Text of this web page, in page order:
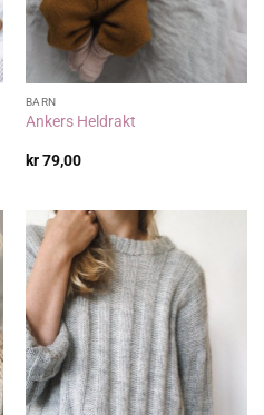
BARN
Ankers Heldrakt
kr79,00